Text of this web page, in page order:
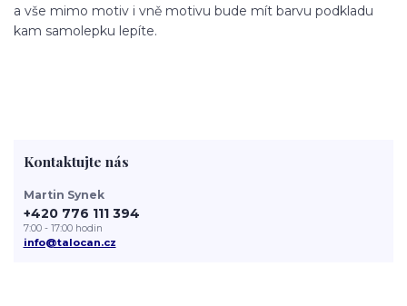
a vše mimo motiv i vně motivu bude mít barvu podkladu
kam samolepku lepíte.
Kontaktujte nás
Martin Synek
+420 776 111 394
7:00 - 17:00 hodin
info@talocan.cz